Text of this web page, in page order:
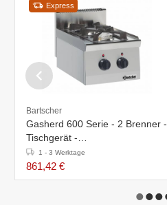
Express
Bartscher
Gasherd 600 Serie - 2 Brenner -
Tischgerät -
400x600x(h)290mm
1 - 3 Werktage
861,42 €